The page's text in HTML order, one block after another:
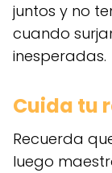
juntos y no
cuando
inesperadas.
Cuida tu
Recuerda
luego